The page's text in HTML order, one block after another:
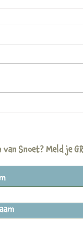
Snoet? Meld je